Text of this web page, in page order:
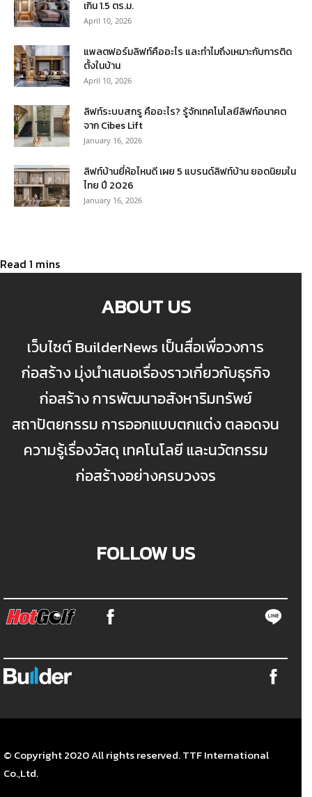
เกิน 1.5 ตร.ม.
April 10, 2026
แพลตฟอร์มลิฟท์คืออะไร และทำไมถึงเหมาะกับการติด
ตั้งในบ้าน
April 10, 2026
ลิฟท์ระบบสกรู คืออะไร? รู้จักเทคโนโลยีลิฟท์อนาคต
จาก Cibes Lift
January 16, 2026
ลิฟท์บ้านยี่ห้อไหนดี เผย 5 แบรนด์ลิฟท์บ้าน ยอดนิยมใน
ไทย ปี 2026
January 16, 2026
ABOUT US
เว็บไซต์ BuilderNews เป็นสื่อเพื่อวงการ
ก่อสร้าง มุ่งนำเสนอเรื่องราวเกี่ยวกับธุรกิจ
ก่อสร้าง การพัฒนาอสังหาริมทรัพย์
สถาปัตยกรรม การออกแบบตกแต่ง ตลอดจน
ความรู้เรื่องวัสดุ เทคโนโลยี และนวัตกรรม
ก่อสร้างอย่างครบวงจร
FOLLOW US
© Copyright 2020 All rights reserved. TTF International
Co.,Ltd.